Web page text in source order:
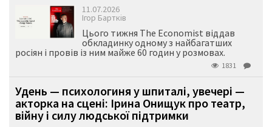
11.07.2026
Ігор Бартків
Цього тижня The Economist віддав
обкладинку одному з найбагатших
росіян і провів із ним майже 60 годин у розмовах.
1831
Удень — психологиня у шпиталі, увечері —
акторка на сцені: Ірина Онищук про театр,
війну і силу людської підтримки